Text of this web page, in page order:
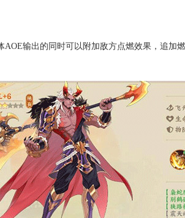
输出的同时可以附加敌方点燃效果，追